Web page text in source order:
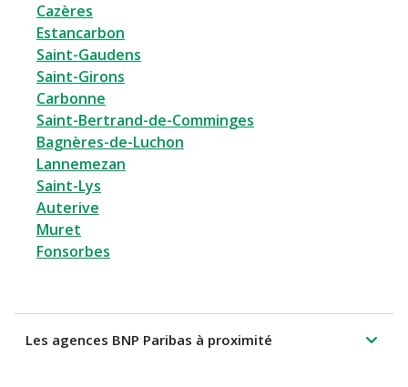
Cazères
Estancarbon
Saint-Gaudens
Saint-Girons
Carbonne
Saint-Bertrand-de-Comminges
Bagnères-de-Luchon
Lannemezan
Saint-Lys
Auterive
Muret
Fonsorbes
Les agences BNP Paribas à proximité